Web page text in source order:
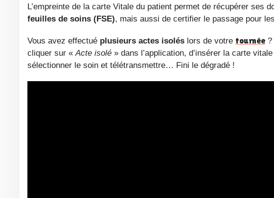
L’empreinte de la carte Vitale du patient permet de récupérer
feuilles de soins (FSE), mais aussi de certifier le passage pour les
Vous avez effectué plusieurs actes isolés lors de votre tournée
cliquer sur « Acte isolé » dans l’application, d’insérer la carte
sélectionner le soin et télétransmettre… Fini le dégradé !